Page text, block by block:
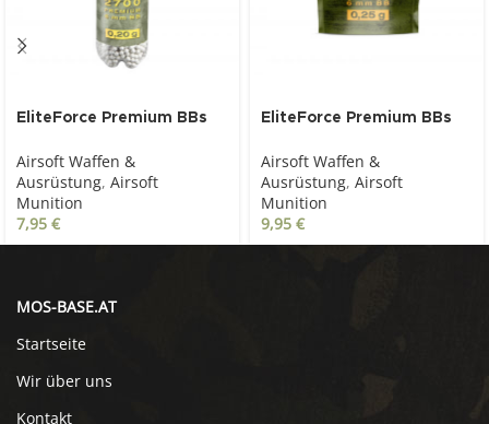
EliteForce Premium BBs
St., Flasche
Airsoft Waffen &
Ausrüstung, Airsoft
Munition
7,95 €
EliteForce Premium BBs
St., Zip-Beutel
Airsoft Waffen &
Ausrüstung, Airsoft
Munition
9,95 €
MOS-BASE.AT
Startseite
Wir über uns
Kontakt